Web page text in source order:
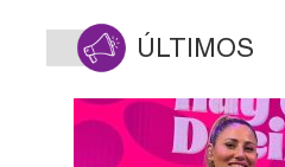
ÚLTIMOS